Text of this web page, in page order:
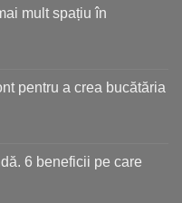
mult spațiu în
pentru a crea bucătăria
6 beneficii pe care